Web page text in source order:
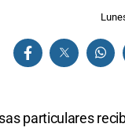
particulares